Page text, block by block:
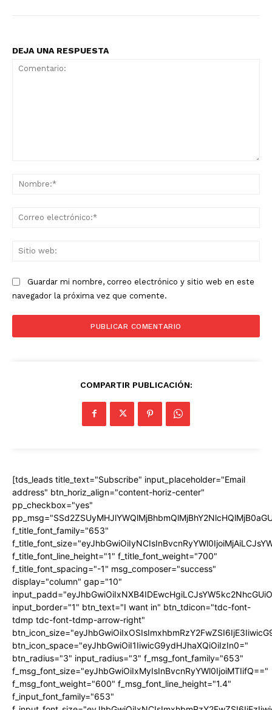
DEJA UNA RESPUESTA
Guardar mi nombre, correo electrónico y sitio web en este
navegador la próxima vez que comente.
COMPARTIR PUBLICACIÓN:
[tds_leads title_text="Subscribe" input_placeholder="Email
address" btn_horiz_align="content-horiz-center"
pp_checkbox="yes"
f_title_font_family="653"
f_title_font_line_height="1" f_title_font_weight="700"
f_title_font_spacing="-1" msg_composer="success"
display="column" gap="10"
input_border="1" btn_text="I want in" btn_tdicon="tdc-font-
tdmp tdc-font-tdmp-arrow-right"
btn_icon_space="eyJhbGwiOiI1IiwicG9ydHJhaXQiOiIzIn0="
btn_radius="3" input_radius="3" f_msg_font_family="653"
f_msg_font_size="eyJhbGwiOiIxMyIsInBvcnRyYWl0IjoiMTIifQ=="
f_msg_font_weight="600" f_msg_font_line_height="1.4"
f_input_font_family="653"